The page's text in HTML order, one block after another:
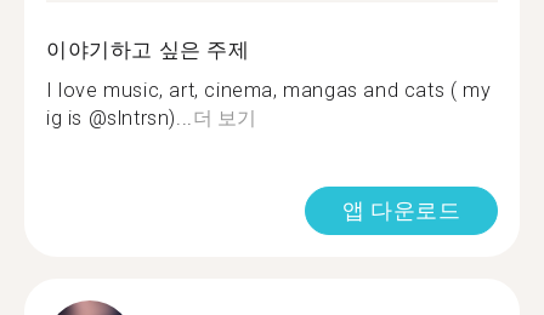
이야기하고 싶은 주제
I love music, art, cinema, mangas and cats ( my
ig is @slntrsn)...더 보기
앱 다운로드